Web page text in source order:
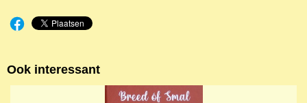
Ook interessant